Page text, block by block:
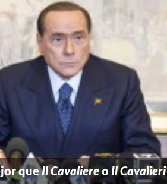
queIl Cavaliereo Il Cavalieri